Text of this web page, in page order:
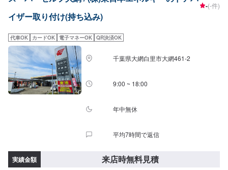
【3】お見積りにご納得いただければ作業開始【4】仕上がり次第納車-----納
期について-----納期は通常1日～2日程度で納車となります。(要相談)納期は前
法-----入庫の際はお気をつけてお越しください。駐車スペースは事務所前の空
いているスペースに駐車してください。受付はスタッフへ「メンテモで予約
しました」とお伝えください。ご案内いたします。【定休日・営業時間】定
休日：日曜日、祝日営業時間：9:00～17:00
イザー取り付け(持ち込み)
-(-件)
代車OK カードOK 電子マネーOK QR決済OK
千葉県大網白里市大網461-2
9:00 ~ 18:00
年中無休
平均7時間で返信
実績金額 来店時無料見積